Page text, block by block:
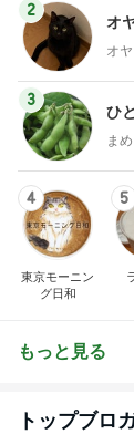
2
オ
オ
3
ひ
まめ
4
東京モーニン
グ日和
5
もっと見る
トップブロ